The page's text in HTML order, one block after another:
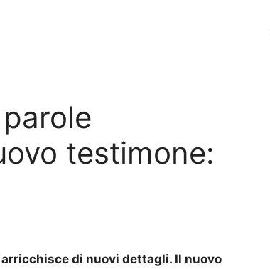
testimone:
di nuovi dettagli. Il nuovo